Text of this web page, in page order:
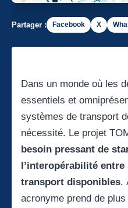
Partager : Facebook X
Dans un monde où les
essentiels et
systèmes de transport
nécessité. Le projet
besoin pressant de
l’interopérabilité
transport disponibles.
acronyme prend de